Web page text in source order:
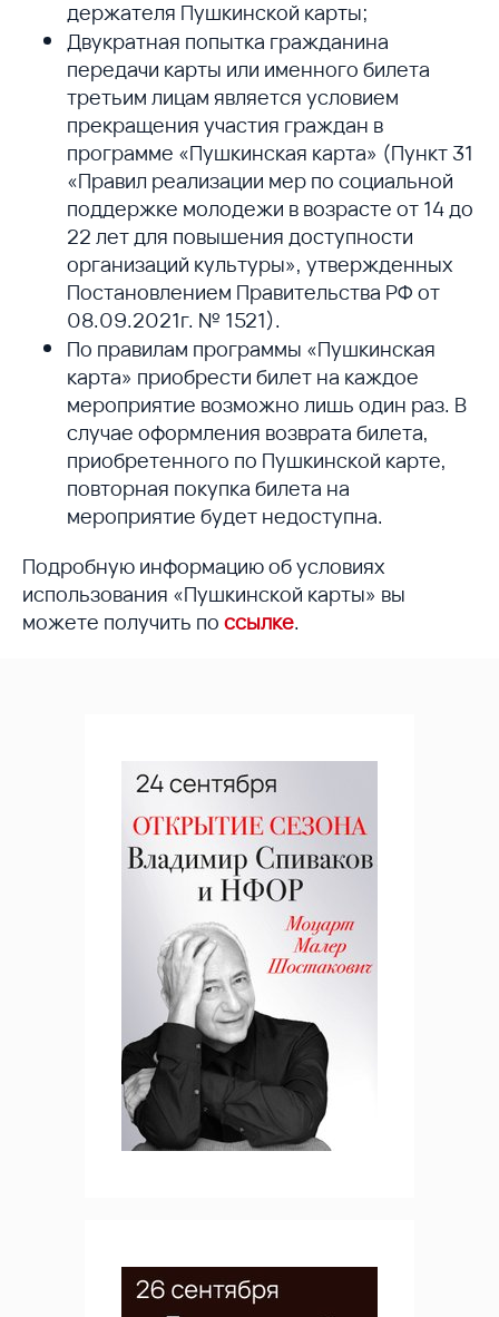
держателя Пушкинской карты;
Двукратная попытка гражданина
передачи карты или именного билета
третьим лицам является условием
прекращения участия граждан в
программе «Пушкинская карта» (Пункт 31
«Правил реализации мер по социальной
поддержке молодежи в возрасте от 14 до
22 лет для повышения доступности
организаций культуры», утвержденных
Постановлением Правительства РФ от
08.09.2021г. № 1521).
По правилам программы «Пушкинская
карта» приобрести билет на каждое
мероприятие возможно лишь один раз. В
случае оформления возврата билета,
приобретенного по Пушкинской карте,
повторная покупка билета на
мероприятие будет недоступна.
Подробную информацию об условиях
использования «Пушкинской карты» вы
можете получить по ссылке.